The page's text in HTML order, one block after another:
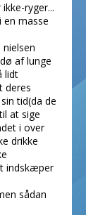
ryger...
en masse
af lunge
lidt
deres
tid(da de
at sige
i over
drikke
indskæper
sådan